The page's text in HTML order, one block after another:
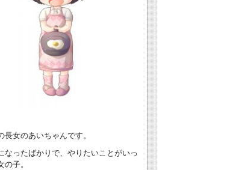
長女のあいちゃんです。
なったばかりで、やりたいことがいっ
の子。